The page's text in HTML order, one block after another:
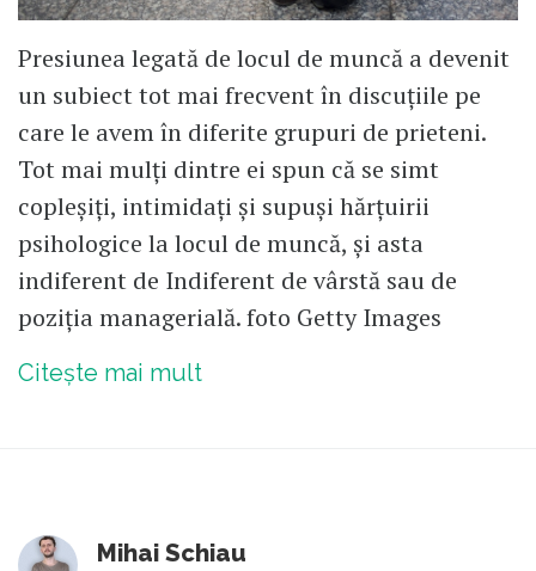
Presiunea legată de locul de muncă a devenit
un subiect tot mai frecvent în discuțiile pe
care le avem în diferite grupuri de prieteni.
Tot mai mulți dintre ei spun că se simt
copleșiți, intimidați și supuși hărțuirii
psihologice la locul de muncă, și asta
indiferent de Indiferent de vârstă sau de
poziția managerială. foto Getty Images
Citește mai mult
Mihai Schiau